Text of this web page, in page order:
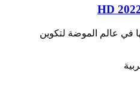
في عالم الموضة لتكوين